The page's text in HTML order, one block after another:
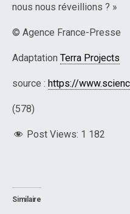
nous nous réveillions ? »
© Agence France-Presse
Adaptation Terra Projects
source : https://
(578)
Post Views: 1 182
Similaire